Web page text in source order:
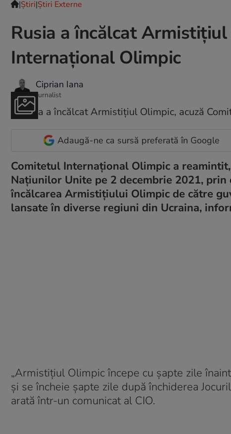
|Ştiri|Știri Externe
Rusia a încălcat
Internațional Olimpic
Ciprian Iana
Jurnalist
Adaugă-ne ca sursă preferată în Google
Comitetul Internațional Olimpic a
Naţiunilor Unite pe 2 decembrie 2021,
încălcarea Armistiţiului Olimpic de către
lansate în diverse regiuni din Ucraina,
„Armistiţiul Olimpic începe cu şapte zile
şi se încheie şapte zile după închiderea
arată într-un comunicat al CIO.